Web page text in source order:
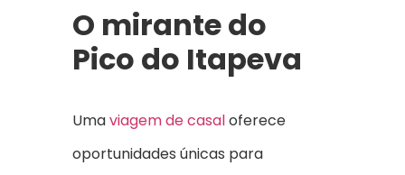
O mirante do
Pico do Itapeva
Umaviagem de casaloferece
oportunidades únicas para